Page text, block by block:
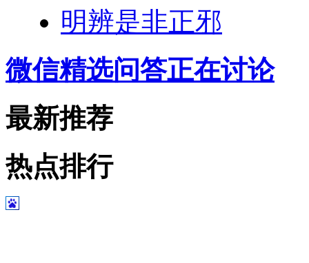
明辨是非正邪
微信精选问答正在讨论
最新推荐
热点排行